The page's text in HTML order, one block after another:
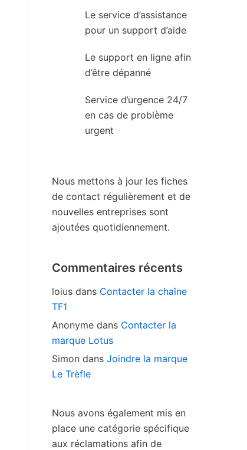
Le service d’assistance
pour un support d’aide
Le support en ligne afin
d’être dépanné
Service d’urgence 24/7
en cas de problème
urgent
Nous mettons à jour les fiches
de contact régulièrement et de
nouvelles entreprises sont
ajoutées quotidiennement.
Commentaires récents
loius dans Contacter la chaîne
TF1
Anonyme dans Contacter la
marque Lotus
Simon dans Joindre la marque
Le Trèfle
Nous avons également mis en
place une catégorie spécifique
aux réclamations afin de